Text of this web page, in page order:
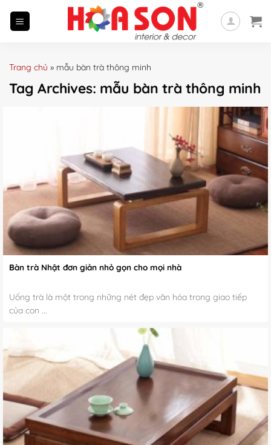
Trang chủ » mẫu bàn trà thông minh
Tag Archives: mẫu bàn trà thông minh
Bàn trà Nhật đơn giản nhỏ gọn cho mọi nhà
Uống trà là một trong những nét đẹp văn hóa trong giao tiếp
của con ...